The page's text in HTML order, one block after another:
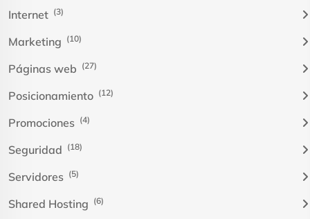
Internet (3)
Marketing (10)
Páginas web (27)
Posicionamiento (12)
Promociones (4)
Seguridad (18)
Servidores (5)
Shared Hosting (6)